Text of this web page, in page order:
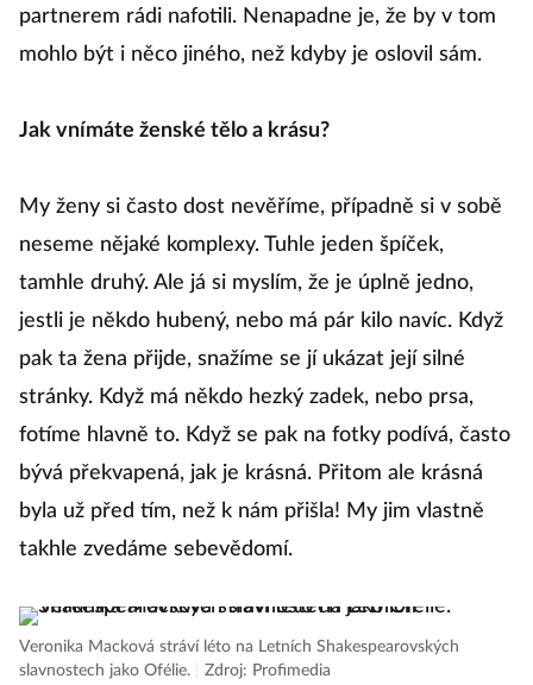
partnerem rádi nafotili. Nenapadne je, že by v tom
mohlo být i něco jiného, než kdyby je oslovil sám.
Jak vnímáte ženské tělo a krásu?
My ženy si často dost nevěříme, případně si v sobě
neseme nějaké komplexy. Tuhle jeden špíček,
tamhle druhý. Ale já si myslím, že je úplně jedno,
jestli je někdo hubený, nebo má pár kilo navíc. Když
pak ta žena přijde, snažíme se jí ukázat její silné
stránky. Když má někdo hezký zadek, nebo prsa,
fotíme hlavně to. Když se pak na fotky podívá, často
bývá překvapená, jak je krásná. Přitom ale krásná
byla už před tím, než k nám přišla! My jim vlastně
takhle zvedáme sebevědomí.
Veronika Macková stráví léto na Letních Shakespearovských
slavnostech jako Ofélie.
Zdroj: Profimedia